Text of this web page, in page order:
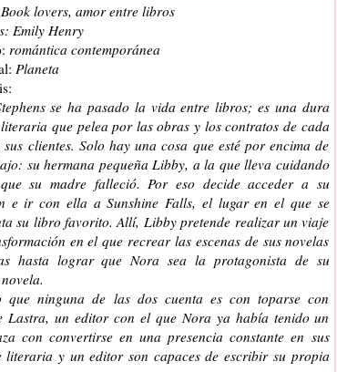
Book lovers, amor entre libros
Emily Henry
romántica contemporánea
Planeta
se ha pasado la vida entre libros; es una dura
literaria que pelea por las obras y los contratos de cada
clientes. Solo hay una cosa que esté por encima de
su hermana pequeña Libby, a la que lleva cuidando
su madre falleció. Por eso decide acceder a su
e ir con ella a Sunshine Falls, el lugar en el que se
su libro favorito. Allí, Libby pretende realizar un viaje
en el que recrear las escenas de sus novelas
hasta lograr que Nora sea la protagonista de su
que ninguna de las dos cuenta es con toparse con
Lastra, un editor con el que Nora ya había tenido un
con convertirse en una presencia constante en sus
literaria y un editor son capaces de escribir su propia